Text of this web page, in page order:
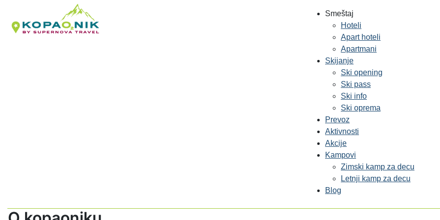
Smeštaj
Hoteli
Apart hoteli
Apartmani
Skijanje
Ski opening
Ski pass
Ski info
Ski oprema
Prevoz
Aktivnosti
Akcije
Kampovi
Zimski kamp za decu
Letnji kamp za decu
Blog